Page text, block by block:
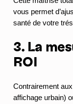
vous permet
santé de votre
3. La
ROI
Contrairement
affichage urbain)